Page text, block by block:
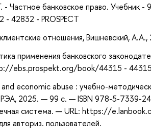
- Частное банковское право.
- PROSPECT
отношения, Вишневский, А.А.,
применения банковского
ebs.prospekt.org/book/44315 - 44315
economic abuse : учебно-
2025. — 99 с. — ISBN 978-5-7339-
система. — URL: https://
авториз. пользователей.